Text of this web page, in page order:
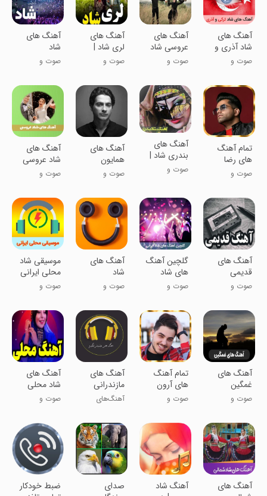
‏آهنگ های
شاد آذری و
ترکی
صوت و
آهنگ های
عروسی شاد
صوت و
آهنگ های
لری شاد |
بدون اینترنت
صوت و
آهنگ های
شاد
صوت و
تمام آهنگ
های رضا
بهرام غیر
رسمی
صوت و
آهنگ های
بندری شاد |
بدون اینترنت
صوت و
آهنگ های
همایون
شجریان
گلچین
صوت و
آهنگ های
شاد عروسی
صوت و
آهنگ های
قدیمی
صوت و
گلچین آهنگ
های شاد
صوت و
آهنگ های
شاد
صوت و
‏موسیقی شاد
محلی ایرانی
صوت و
آهنگ های
غمگین
صوت و
‏تمام آهنگ
های آرون
افشار غیر
رسمی
صوت و
آهنگ های
مازندرانی
غمگین
آهنگ‌های
مازندرانی
آهنگ های
شاد محلی
صوت و
آهنگ های
آهنگ شاد
‏صدای
‏ضبط خودکار